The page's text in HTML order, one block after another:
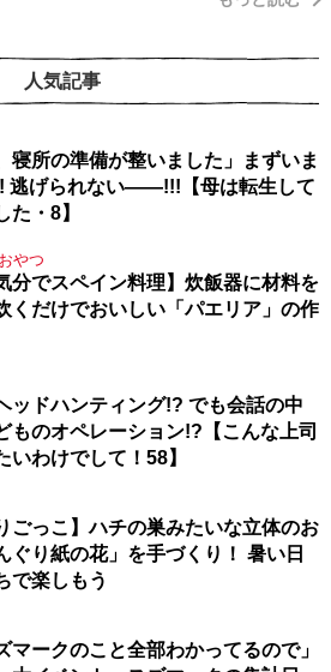
人気記事
寝所の準備が整いました」まずいま
逃げられない――!!!【母は転生して
た・8】
やつ
分でスペイン料理】炊飯器に材料を
くだけでおいしい「パエリア」の作
ッドハンティング!? でも会話の中
ものオペレーション!?【こんな上司
いわけでして！58】
ごっこ】ハチの巣みたいな立体のお
ぐり紙の花」を手づくり！ 暑い日
で楽しもう
マークのこと全部わかってるので」